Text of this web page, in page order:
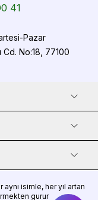
41
Pazar
Cd. No:18, 77100
isimle, her yıl artan
gurur